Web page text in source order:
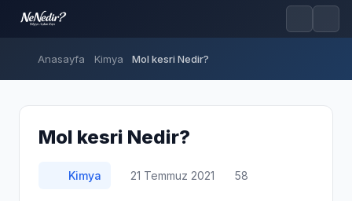
Anasayfa Kimya Mol kesri Nedir?
Mol kesri Nedir?
Kimya 21 Temmuz 2021 58